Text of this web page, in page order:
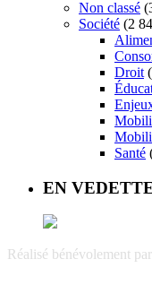
Non classé
Société (2
Droit
Santé
EN
Réalisé bénévolement par